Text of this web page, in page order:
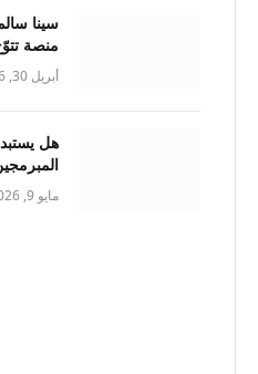
سينا
منصة
أبريل 30, 2026
هل
مايو 9, 2026